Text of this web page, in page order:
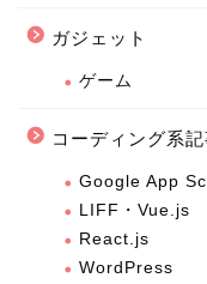
ガジェット
ゲーム
コーディング系
Google App
LIFF・Vue.js
React.js
WordPress